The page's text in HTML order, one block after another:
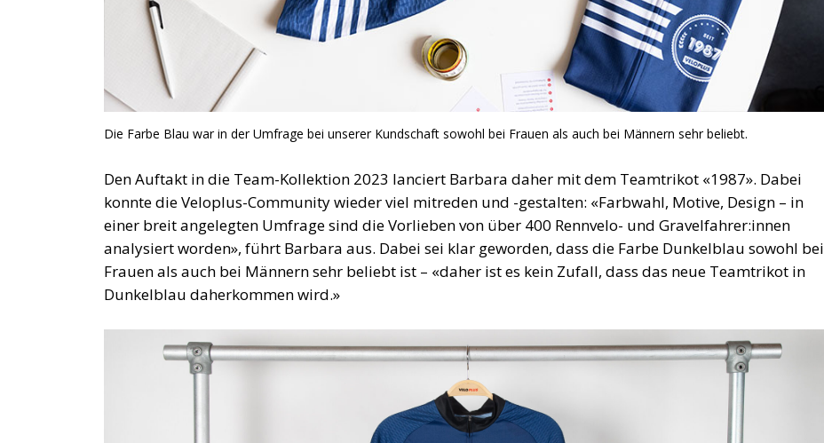
Die Farbe Blau war in der Umfrage bei unserer Kundschaft sowohl bei Frauen als auch bei Männern sehr beliebt.
Den Auftakt in die Team-Kollektion 2023 lanciert Barbara daher mit dem Teamtrikot «1987». Dabei
konnte die Veloplus-Community wieder viel mitreden und -gestalten: «Farbwahl, Motive, Design – in
einer breit angelegten Umfrage sind die Vorlieben von über 400 Rennvelo- und Gravelfahrer:innen
analysiert worden», führt Barbara aus. Dabei sei klar geworden, dass die Farbe Dunkelblau sowohl bei
Frauen als auch bei Männern sehr beliebt ist – «daher ist es kein Zufall, dass das neue Teamtrikot in
Dunkelblau daherkommen wird.»